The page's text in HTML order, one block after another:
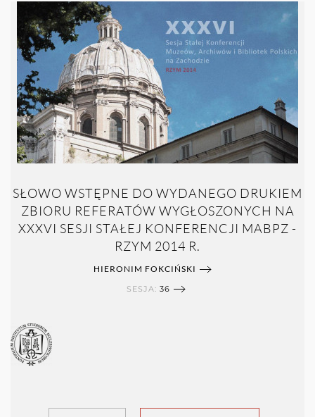
SŁOWO WSTĘPNE DO WYDANEGO DRUKIEM
ZBIORU REFERATÓW WYGŁOSZONYCH NA
XXXVI SESJI STAŁEJ KONFERENCJI MABPZ -
RZYM 2014 R.
HIERONIM FOKCIŃSKI
SESJA: 36